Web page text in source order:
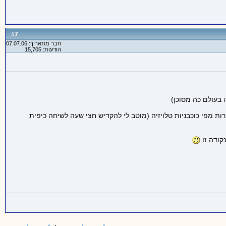
#
7
חבר מתאריך: 07.07.06
הודעות: 15,705
מפי כוכבניות טלויזיה (מוטב לי להקדיש חצי שעה לשיחה כיפית